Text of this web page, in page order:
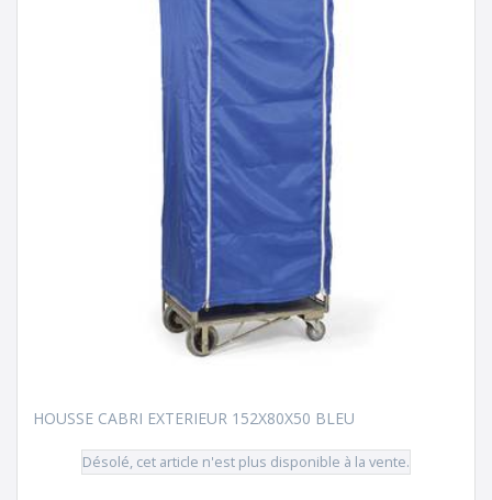
HOUSSE CABRI EXTERIEUR 152X80X50 BLEU
Désolé, cet article n'est plus disponible à la vente.